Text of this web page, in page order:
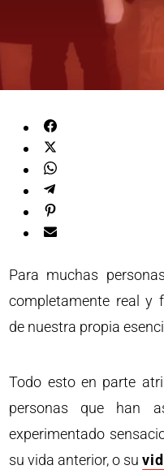
Para muchas
completamente real y
de nuestra propia
Todo esto en parte
personas que han
experimentado
su vida anterior, o su